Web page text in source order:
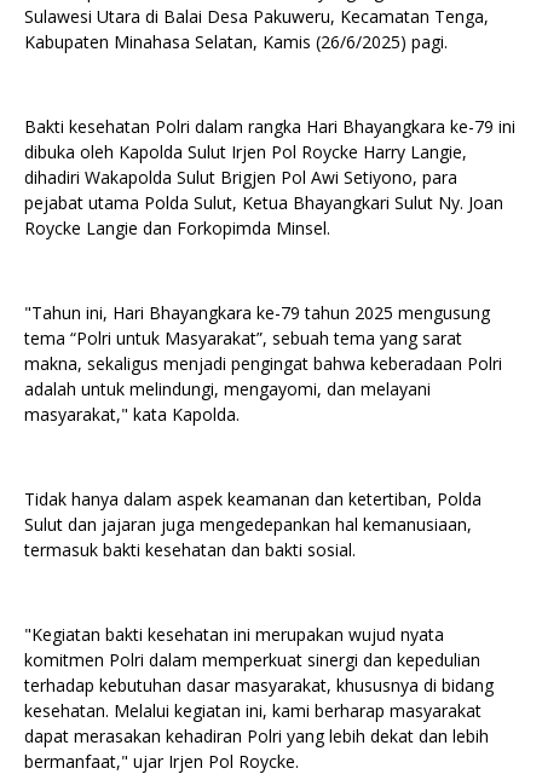
Sulawesi Utara di Balai Desa Pakuweru, Kecamatan Tenga,
Kabupaten Minahasa Selatan, Kamis (26/6/2025) pagi.
Bakti kesehatan Polri dalam rangka Hari Bhayangkara ke-79 ini
dibuka oleh Kapolda Sulut Irjen Pol Roycke Harry Langie,
dihadiri Wakapolda Sulut Brigjen Pol Awi Setiyono, para
pejabat utama Polda Sulut, Ketua Bhayangkari Sulut Ny. Joan
Roycke Langie dan Forkopimda Minsel.
"Tahun ini, Hari Bhayangkara ke-79 tahun 2025 mengusung
tema “Polri untuk Masyarakat”, sebuah tema yang sarat
makna, sekaligus menjadi pengingat bahwa keberadaan Polri
adalah untuk melindungi, mengayomi, dan melayani
masyarakat," kata Kapolda.
Tidak hanya dalam aspek keamanan dan ketertiban, Polda
Sulut dan jajaran juga mengedepankan hal kemanusiaan,
termasuk bakti kesehatan dan bakti sosial.
"Kegiatan bakti kesehatan ini merupakan wujud nyata
komitmen Polri dalam memperkuat sinergi dan kepedulian
terhadap kebutuhan dasar masyarakat, khususnya di bidang
kesehatan. Melalui kegiatan ini, kami berharap masyarakat
dapat merasakan kehadiran Polri yang lebih dekat dan lebih
bermanfaat," ujar Irjen Pol Roycke.